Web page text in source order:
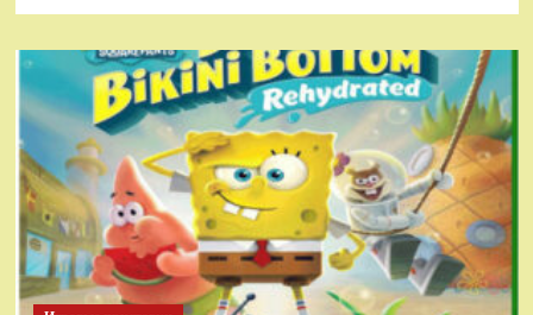
Игровая
приставка
Hamy
5
(505-
в-1)
HDMI
GTA